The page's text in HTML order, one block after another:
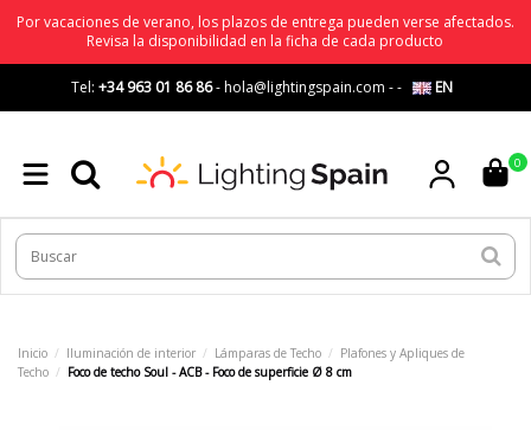
Por vacaciones de verano, los plazos de entrega pueden verse afectados.
Revisa la disponibilidad en la ficha de cada producto
Tel: +34 963 01 86 86-hola@lightingspain.com -- EN
0
Inicio Iluminación de interior Lámparas de Techo
Plafones y Apliques de
Techo
Foco de techo Soul - ACB - Foco de superficie Ø 8 cm